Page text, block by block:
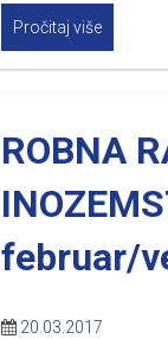
Pročitaj više
ROBNA
februar/
20.03.2017